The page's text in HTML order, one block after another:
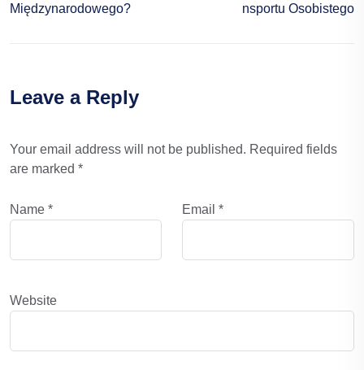
Międzynarodowego? Nsportu Osobistego
Leave a Reply
Your email address will not be published. Required fields
are marked *
Name * Email *
Website